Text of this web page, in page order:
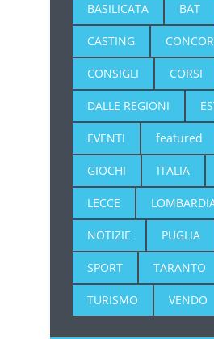
BASILICATA BAT
CASTING
CONSIGLI CORSI
DALLE REGIONI
EVENTI featured
GIOCHI ITALIA
LECCE
NOTIZIE PUGLIA
SPORT TARANTO
TURISMO VENDO